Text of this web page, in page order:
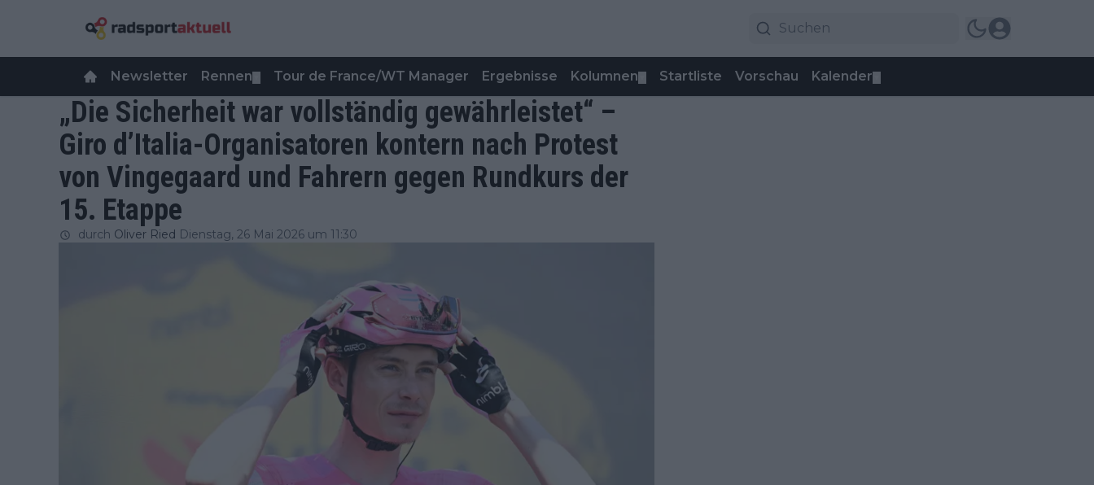
Newsletter Rennen Tour de France/WT Manager Ergebnisse Kolumnen Startliste Vorschau Kalender
„Die Sicherheit war vollständig gewährleistet“ –
Giro d’Italia-Organisatoren kontern nach Protest
von Vingegaard und Fahrern gegen Rundkurs der
15. Etappe
durch Oliver Ried Dienstag, 26 Mai 2026 um 11:30